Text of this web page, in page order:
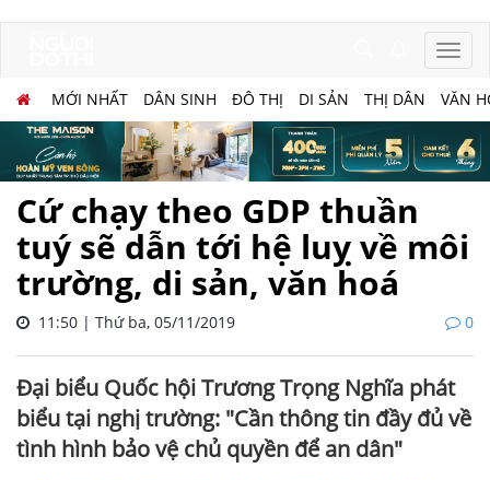
MỚI NHẤT DÂN SINH ĐÔ THỊ DI SẢN THỊ DÂN VĂN
Cứ chạy theo GDP thuần
tuý sẽ dẫn tới hệ luỵ về môi
trường, di sản, văn hoá
11:50 | Thứ ba, 05/11/2019 0
Đại biểu Quốc hội Trương Trọng Nghĩa phát
biểu tại nghị trường: "Cần thông tin đầy đủ về
tình hình bảo vệ chủ quyền để an dân"